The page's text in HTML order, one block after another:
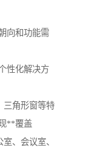
向和功能需
性化解决方
三角形窗等特
**覆盖
、会议室、